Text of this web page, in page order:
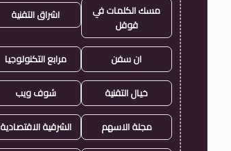
مسك الكلمات في
قوقل
اشراق التقنية
ان سفن مرابع التكنولوجيا
خيال التقنية شوف ويب
مجلة الاسهم الشرقية الاقتصادية